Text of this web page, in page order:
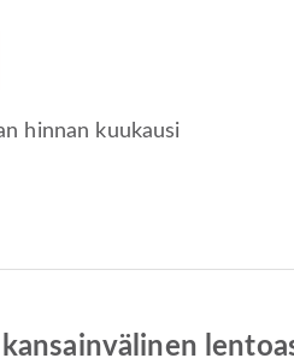
hinnan kuukausi